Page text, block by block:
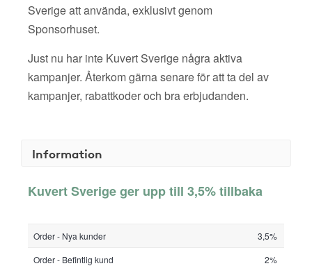
Sverige att använda, exklusivt genom
Sponsorhuset.
Just nu har inte Kuvert Sverige några aktiva
kampanjer. Återkom gärna senare för att ta del av
kampanjer, rabattkoder och bra erbjudanden.
Information
Kuvert Sverige ger upp till 3,5% tillbaka
Order - Nya kunder
3,5%
Order - Befintlig kund
2%